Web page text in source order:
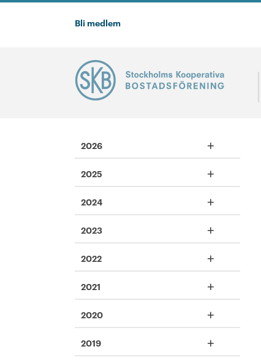
Bli medlem
+
2026
+
2025
+
2024
+
2023
+
2022
+
2021
+
2020
+
2019